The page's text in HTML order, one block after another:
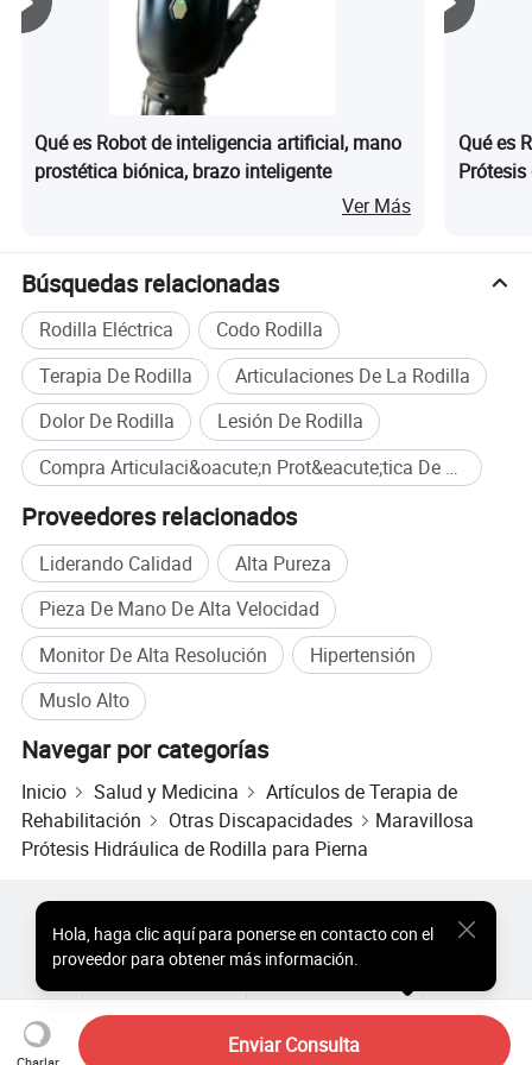
Nuestra Compañía
Qué es Robot de inteligencia artificial, mano
prostética biónica, brazo inteligente
Ver Más
Qué es
Búsquedas relacionadas
Rodilla Eléctrica
Codo Rodilla
Terapia De Rodilla
Articulaciones De La Rodilla
Dolor De Rodilla
Lesión De Rodilla
Compra Articulaci&oacute;n Prot&eacute;tica De Rodilla De Alta Calidad al por mayor
Proveedores relacionados
Liderando Calidad
Alta Pureza
Pieza De Mano De Alta Velocidad
Monitor De Alta Resolución
Hipertensión
Muslo Alto
Navegar por categorías
Inicio Salud y Medicina
Artículos de Terapia de
Rehabilitación
Otras Discapacidades
Maravillosa
Prótesis Hidráulica de Rodilla para Pierna
Enviar Consulta
Hola, haga clic aquí para ponerse en contacto con el
proveedor para obtener más información.
Precio de Productos Populares
Productos Populares al por Mayor
Comprador de Estrella
Sobre
Acuerdo de Usuario Política de Privacidad
Contacto
Copyright © 2026 Focus Technology Co., Ltd. All Rights Reserved